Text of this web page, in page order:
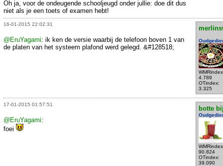
Oh ja, voor de ondeugende schooljeugd onder jullie: doe dit dus
niet als je een toets of examen hebt!
16-01-2015 22:02:31
4.789
OTindex:
3.325
@EruYagami: ik ken de versie waarbij de telefoon boven 1 van
de platen van het systeem plafond werd gelegd. &#128518;
17-01-2015 01:57:51
botte
90.824
OTindex:
39.090
@EruYagami:
foei